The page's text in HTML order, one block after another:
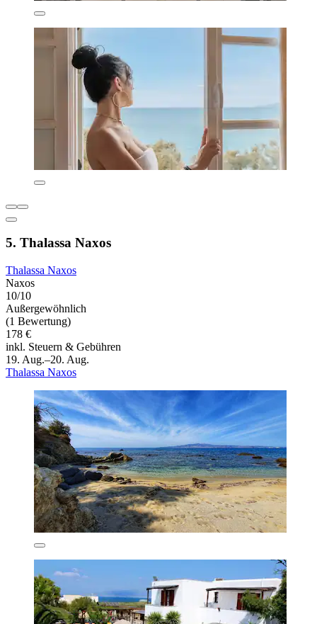
5. Thalassa Naxos
Thalassa Naxos
Naxos
10/10
Außergewöhnlich
(1 Bewertung)
178 €
inkl. Steuern & Gebühren
19. Aug.–20. Aug.
Thalassa Naxos